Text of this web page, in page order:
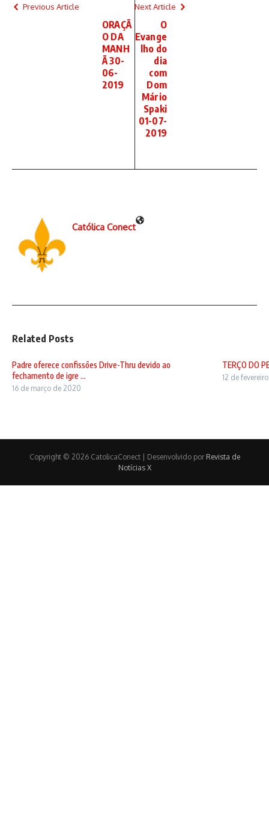
Previous Article
ORAÇÃ
O DA
MANH
Ã 30-
06-
2019
Next Article
O
Evange
lho do
dia
com
Dom
Mário
Spaki
01-07-
2019
Católica Conect
Related Posts
Padre oferece confissões Drive-Thru devido ao
fechamento de igre ...
16 de março de 2020
TERÇO DO
12 de
Copyright © 2026 CatolicaConect | Desenvolvido por Revista de
Notícias X